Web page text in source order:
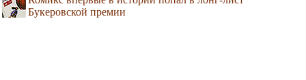
Букеровской премии